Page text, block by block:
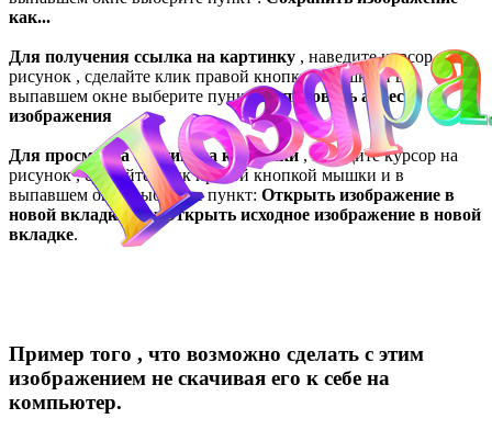
как...
Для получения ссылка на картинку , наведите курсор на
рисунок , сделайте клик правой кнопкой мышки и в
выпавшем окне выберите пункт:Копировать адрес
изображения
Для просмотра оригинала картинки , наведите курсор на
рисунок , сделайте клик правой кнопкой мышки и в
выпавшем окне выберите пункт: Открыть изображение в
новой вкладкеилиОткрыть исходное изображение в новой
вкладке.
Пример того , что возможно сделать с этим
изображением не скачивая его к себе на
компьютер.